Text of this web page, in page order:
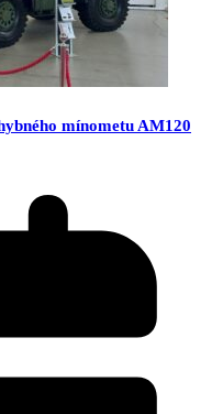
mínometu AM120